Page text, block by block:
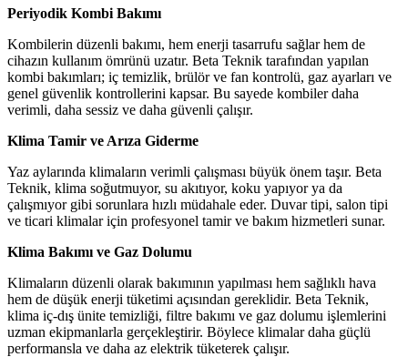
Periyodik Kombi Bakımı
Kombilerin düzenli bakımı, hem enerji tasarrufu sağlar hem de
cihazın kullanım ömrünü uzatır. Beta Teknik tarafından yapılan
kombi bakımları; iç temizlik, brülör ve fan kontrolü, gaz ayarları ve
genel güvenlik kontrollerini kapsar. Bu sayede kombiler daha
verimli, daha sessiz ve daha güvenli çalışır.
Klima Tamir ve Arıza Giderme
Yaz aylarında klimaların verimli çalışması büyük önem taşır. Beta
Teknik, klima soğutmuyor, su akıtıyor, koku yapıyor ya da
çalışmıyor gibi sorunlara hızlı müdahale eder. Duvar tipi, salon tipi
ve ticari klimalar için profesyonel tamir ve bakım hizmetleri sunar.
Klima Bakımı ve Gaz Dolumu
Klimaların düzenli olarak bakımının yapılması hem sağlıklı hava
hem de düşük enerji tüketimi açısından gereklidir. Beta Teknik,
klima iç-dış ünite temizliği, filtre bakımı ve gaz dolumu işlemlerini
uzman ekipmanlarla gerçekleştirir. Böylece klimalar daha güçlü
performansla ve daha az elektrik tüketerek çalışır.